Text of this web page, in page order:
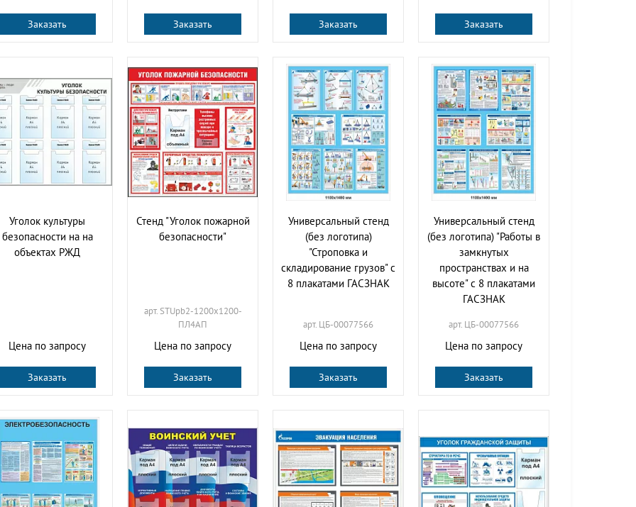
Заказать Заказать Заказать Заказать
Уголок культуры
безопасности на на
объектах РЖД
Цена по запросу
Заказать
Стенд "Уголок пожарной
безопасности"
арт. STUpb2-1200х1200-
ПЛ4АП
Цена по запросу
Заказать
Универсальный стенд
(без логотипа)
"Строповка и
складирование грузов" с
8 плакатами ГАСЗНАК
арт. ЦБ-00077566
Цена по запросу
Заказать
Универсальный стенд
(без логотипа) "Работы в
замкнутых
пространствах и на
высоте" с 8 плакатами
ГАСЗНАК
арт. ЦБ-00077566
Цена по запросу
Заказать